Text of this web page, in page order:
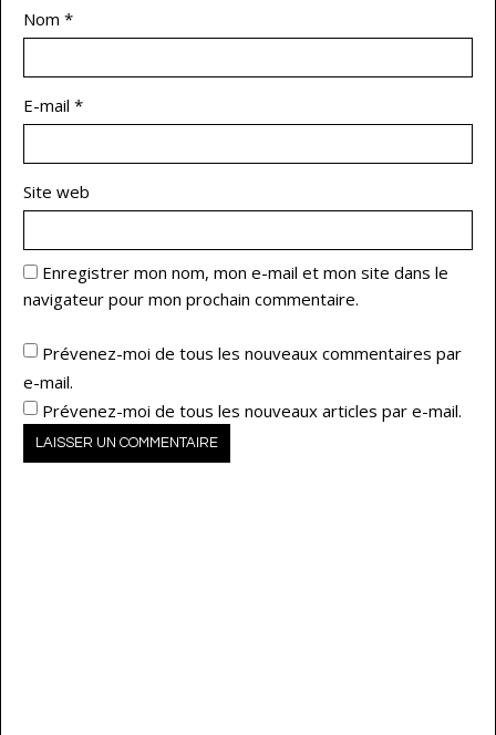
Nom *
E-mail *
Site web
Enregistrer mon nom, mon e-mail et mon site dans le
navigateur pour mon prochain commentaire.
Prévenez-moi de tous les nouveaux commentaires par
e-mail.
Prévenez-moi de tous les nouveaux articles par e-mail.